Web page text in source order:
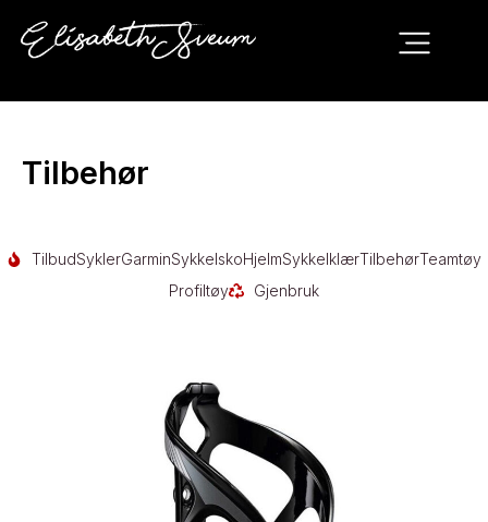
Tilbehør
TilbudSyklerGarminSykkelskoHjelmSykkelklærTilbehørTeamtøy
Profiltøy
Gjenbruk